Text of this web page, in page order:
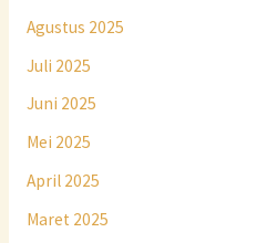
Agustus 2025
Juli 2025
Juni 2025
Mei 2025
April 2025
Maret 2025